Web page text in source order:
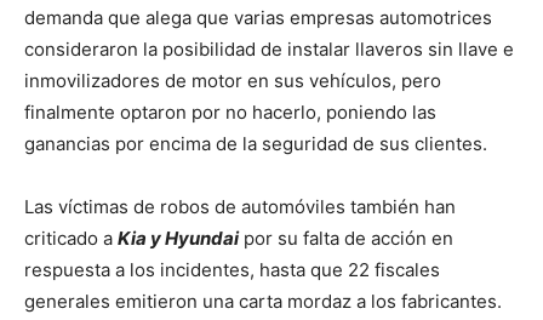
demanda que alega que varias empresas automotrices
consideraron la posibilidad de instalar llaveros sin llave e
inmovilizadores de motor en sus vehículos, pero
finalmente optaron por no hacerlo, poniendo las
ganancias por encima de la seguridad de sus clientes.
Las víctimas de robos de automóviles también han
criticado a Kia y Hyundaipor su falta de acción en
respuesta a los incidentes, hasta que 22 fiscales
generales emitieron una carta mordaz a los fabricantes.